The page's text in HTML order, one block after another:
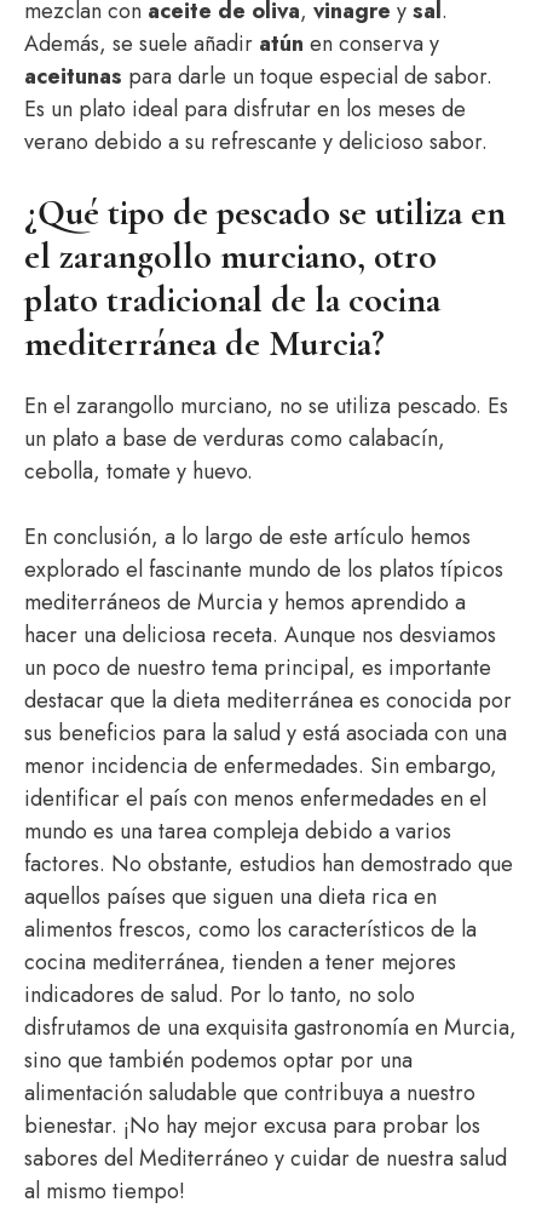
mezclan con aceite de oliva, vinagre ysal.
Además, se suele añadir atún en conserva y
aceitunas para darle un toque especial de sabor.
Es un plato ideal para disfrutar en los meses de
verano debido a su refrescante y delicioso sabor.
¿Qué tipo de pescado se utiliza en
el zarangollo murciano, otro
plato tradicional de la cocina
mediterránea de Murcia?
En el zarangollo murciano, no se utiliza pescado. Es
un plato a base de verduras como calabacín,
cebolla, tomate y huevo.
En conclusión, a lo largo de este artículo hemos
explorado el fascinante mundo de los platos típicos
mediterráneos de Murcia y hemos aprendido a
hacer una deliciosa receta. Aunque nos desviamos
un poco de nuestro tema principal, es importante
destacar que la dieta mediterránea es conocida por
sus beneficios para la salud y está asociada con una
menor incidencia de enfermedades. Sin embargo,
identificar el país con menos enfermedades en el
mundo es una tarea compleja debido a varios
factores. No obstante, estudios han demostrado que
aquellos países que siguen una dieta rica en
alimentos frescos, como los característicos de la
cocina mediterránea, tienden a tener mejores
indicadores de salud. Por lo tanto, no solo
disfrutamos de una exquisita gastronomía en Murcia,
sino que también podemos optar por una
alimentación saludable que contribuya a nuestro
bienestar. ¡No hay mejor excusa para probar los
sabores del Mediterráneo y cuidar de nuestra salud
al mismo tiempo!